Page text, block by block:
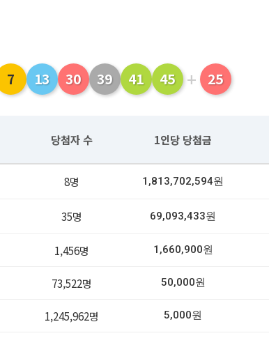
7 13 30 39 41 45 + 25
당첨자 수 1인당 당첨금
8명 1,813,702,594원
35명 69,093,433원
1,456명 1,660,900원
73,522명 50,000원
1,245,962명 5,000원